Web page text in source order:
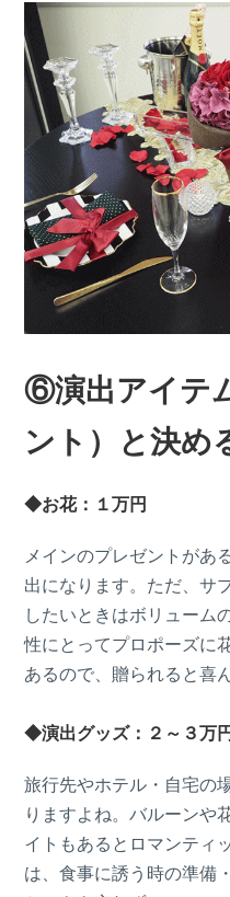
⑥演出アイテ
ント）と決め
◆お花：１万円
メインのプレゼントがあ
出になります。ただ、サ
したいときはボリューム
性にとってプロポーズに
あるので、贈られると喜
◆演出グッズ：２～３万
旅行先やホテル・自宅の
りますよね。バルーンや
イトもあるとロマンティ
は、食事に誘う時の準備